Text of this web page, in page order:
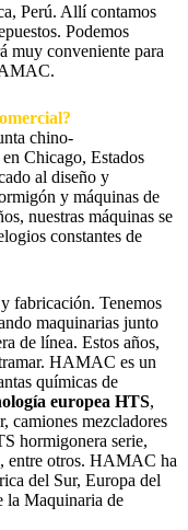
Perú. Allí contamos
Podemos
muy conveniente para
chino-
Chicago, Estados
al diseño y
y máquinas de
nuestras máquinas se
constantes de
fabricación. Tenemos
maquinarias junto
de línea. Estos años,
HAMAC es un
químicas de
europea HTS,
camiones mezcladores
hormigonera serie,
entre otros. HAMAC ha
del Sur, Europa del
la Maquinaria de